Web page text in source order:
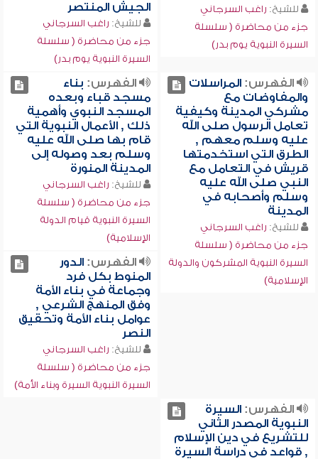
للشيخ: راغب السرجاني
جزء من محاضرة ( سلسلة
السيرة النبوية يوم بدر)
الجيش المنتصر
للشيخ: راغب السرجاني
جزء من محاضرة ( سلسلة
السيرة النبوية يوم بدر)
الفهرس:المراسلات
والمفاوضات مع
مشركي المدينة وكيفية
تعامل الرسول صلى الله
عليه وسلم معهم ,
الطرق التي استخدمتها
قريش في التعامل مع
النبي صلى الله عليه
وسلم وأصحابه في
المدينة
للشيخ: راغب السرجاني
جزء من محاضرة ( سلسلة
السيرة النبوية المشركون والدولة
الإسلامية)
الفهرس: بناء
مسجد قباء وبعده
المسجد النبوي وأهمية
ذلك , الأعمال النبوية التي
قام بها صلى الله عليه
وسلم بعد وصوله إلى
المدينة المنورة
للشيخ: راغب السرجاني
جزء من محاضرة ( سلسلة
السيرة النبوية قيام الدولة
الإسلامية)
الفهرس:الدور
المنوط بكل فرد
وجماعة في بناء الأمة
وفق المنهج الشرعي ,
عوامل بناء الأمة وتحقيق
النصر
للشيخ: راغب السرجاني
جزء من محاضرة ( سلسلة
السيرة النبوية السيرة وبناء الأمة)
الفهرس:السيرة
النبوية المصدر الثاني
للتشريع في دين الإسلام
, قواعد في دراسة السيرة